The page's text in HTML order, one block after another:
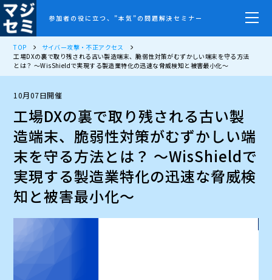
参加者の役に立つ、”本気”の問題解決セミナー
TOP
サイバー攻撃・不正アクセス
工場DXの裏で取り残される古い製造端末、脆弱性対策がむずかしい端末を守る方法
とは？ 〜WisShieldで実現する製造業特化の迅速な脅威検知と被害最小化〜
10月07日開催
工場DXの裏で取り残される古い製
造端末、脆弱性対策がむずかしい端
末を守る方法とは？ 〜WisShieldで
実現する製造業特化の迅速な脅威検
知と被害最小化〜